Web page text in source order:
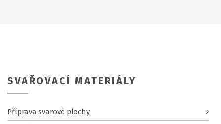
SVAŘOVACÍ MATERIÁLY
Příprava svarové plochy